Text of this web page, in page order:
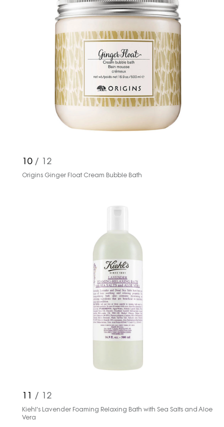
10/ 12
Origins Ginger Float Cream Bubble Bath
11 / 12
Kiehl's Lavender Foaming Relaxing Bath with Sea Salts and Aloe
Vera